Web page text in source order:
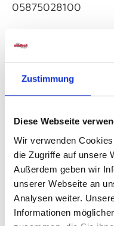
Zustimmung
Diese Webseite
Wir verwenden
die Zugriffe auf unsere
Außerdem geben wir
unserer Webseite an
Analysen weiter.
Informationen
05875028100
Höhe
Serie
vitaquick
22,00